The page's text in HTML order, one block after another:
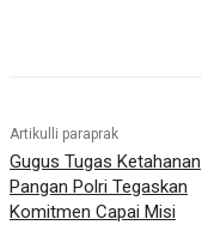
Artikulli paraprak
Gugus Tugas Ketahanan
Pangan Polri Tegaskan
Komitmen Capai Misi